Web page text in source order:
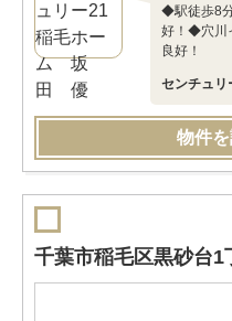
◆駅徒歩8
好！◆穴川
良好！
センチュ
物件
千葉市稲毛区黒砂台1